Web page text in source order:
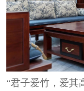
“君子爱竹，爱其